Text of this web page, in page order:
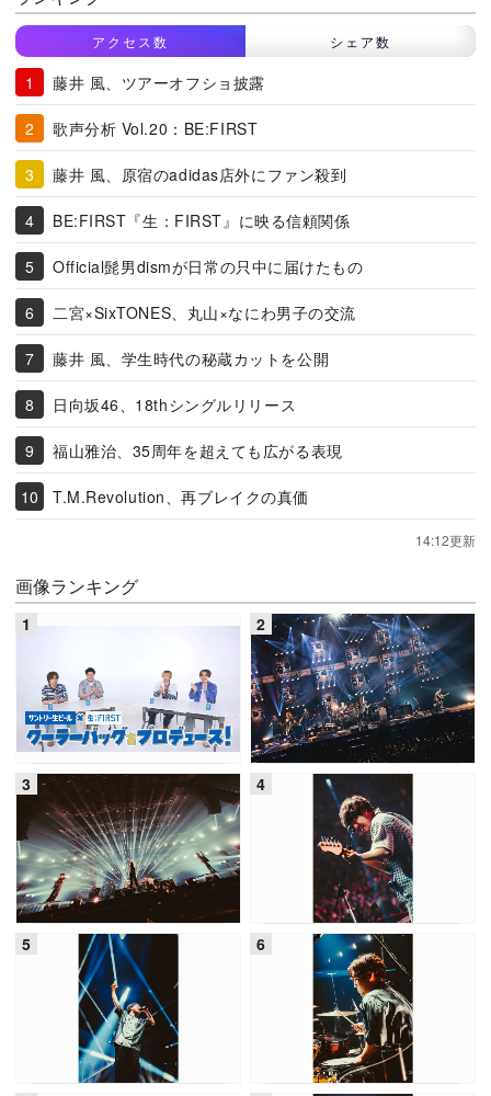
アクセス数 シェア数
藤井 風、ツアーオフショ披露
歌声分析 Vol.20：BE:FIRST
藤井 風、原宿のadidas店外にファン殺到
BE:FIRST『生：FIRST』に映る信頼関係
Official髭男dismが日常の只中に届けたもの
二宮×SixTONES、丸山×なにわ男子の交流
藤井 風、学生時代の秘蔵カットを公開
日向坂46、18thシングルリリース
福山雅治、35周年を超えても広がる表現
T.M.Revolution、再ブレイクの真価
14:12更新
画像ランキング